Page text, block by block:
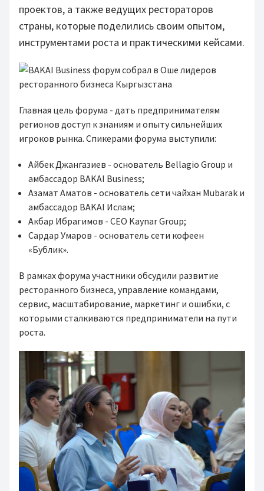
проектов, а также ведущих рестораторов
страны, которые поделились своим опытом,
инструментами роста и практическими кейсами.
Главная цель форума - дать предпринимателям
регионов доступ к знаниям и опыту сильнейших
игроков рынка. Спикерами форума выступили:
Айбек Джангазиев - основатель Bellagio Group и
амбассадор BAKAI Business;
Азамат Аматов - основатель сети чайхан Mubarak и
амбассадор BAKAI Ислам;
Акбар Ибрагимов - CEO Kaynar Group;
Сардар Умаров - основатель сети кофеен
«Бублик».
В рамках форума участники обсудили развитие
ресторанного бизнеса, управление командами,
сервис, масштабирование, маркетинг и ошибки, с
которыми сталкиваются предприниматели на пути
роста.